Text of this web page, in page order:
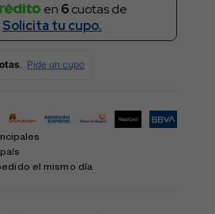
en 6cuotas de
Solicita tu cupo.
el mismo día